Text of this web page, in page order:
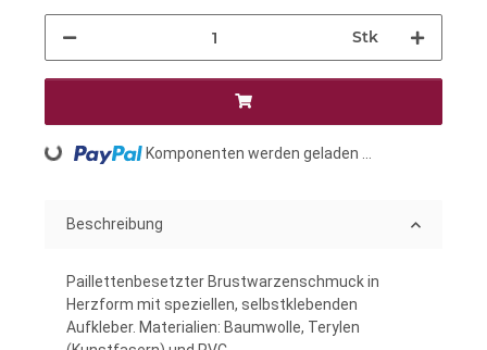
Stk
Loading... Komponenten werden geladen ...
Beschreibung
Paillettenbesetzter Brustwarzenschmuck in
Herzform mit speziellen, selbstklebenden
Aufkleber. Materialien: Baumwolle, Terylen